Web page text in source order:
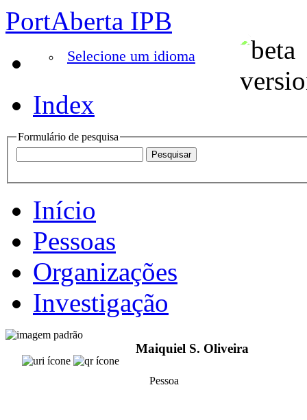
PortAberta IPB
Selecione um idioma
Index
Formulário de pesquisa
Início
Pessoas
Organizações
Investigação
Maiquiel S. Oliveira
Pessoa